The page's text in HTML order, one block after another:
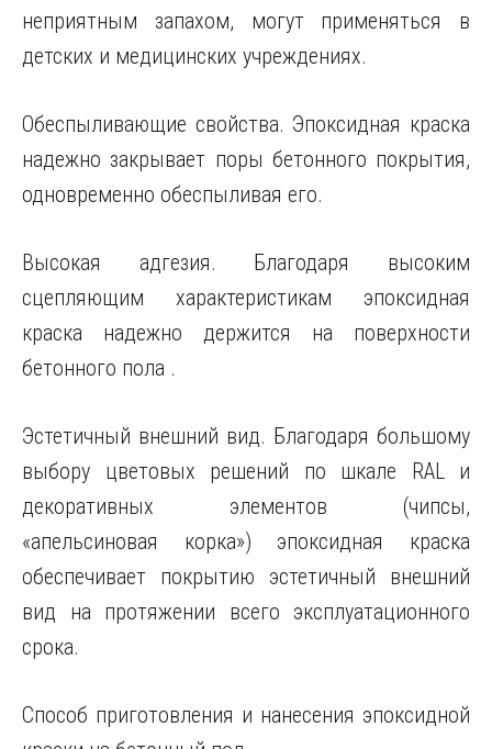
неприятным запахом, могут применяться в
детских и медицинских учреждениях.
Обеспыливающие свойства. Эпоксидная краска
надежно закрывает поры бетонного покрытия,
одновременно обеспыливая его.
Высокая адгезия. Благодаря высоким
сцепляющим характеристикам эпоксидная
краска надежно держится на поверхности
бетонного пола .
Эстетичный внешний вид. Благодаря большому
выбору цветовых решений по шкале RAL и
декоративных элементов (чипсы,
«апельсиновая корка») эпоксидная краска
обеспечивает покрытию эстетичный внешний
вид на протяжении всего эксплуатационного
срока.
Способ приготовления и нанесения эпоксидной